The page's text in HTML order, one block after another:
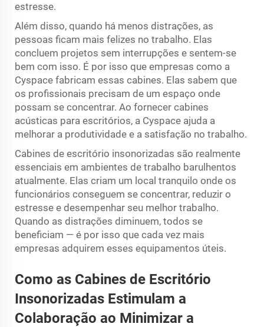
estresse.
Além disso, quando há menos distrações, as
pessoas ficam mais felizes no trabalho. Elas
concluem projetos sem interrupções e sentem-se
bem com isso. É por isso que empresas como a
Cyspace fabricam essas cabines. Elas sabem que
os profissionais precisam de um espaço onde
possam se concentrar. Ao fornecer cabines
acústicas para escritórios, a Cyspace ajuda a
melhorar a produtividade e a satisfação no trabalho.
Cabines de escritório insonorizadas são realmente
essenciais em ambientes de trabalho barulhentos
atualmente. Elas criam um local tranquilo onde os
funcionários conseguem se concentrar, reduzir o
estresse e desempenhar seu melhor trabalho.
Quando as distrações diminuem, todos se
beneficiam — é por isso que cada vez mais
empresas adquirem esses equipamentos úteis.
Como as Cabines de Escritório
Insonorizadas Estimulam a
Colaboração ao Minimizar a